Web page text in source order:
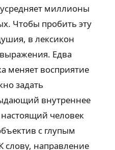
миллионы
Чтобы пробить эту
в лексикон
Едва
меняет восприятие
задать
внутреннее
человек
с глупым
направление